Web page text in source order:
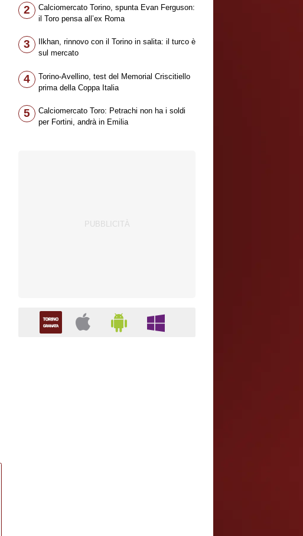
2
Calciomercato Torino, spunta Evan Ferguson:
il Toro pensa all’ex Roma
3
Ilkhan, rinnovo con il Torino in salita: il turco è
sul mercato
4
Torino-Avellino, test del Memorial Criscitiello
prima della Coppa Italia
5
Calciomercato Toro: Petrachi non ha i soldi
per Fortini, andrà in Emilia